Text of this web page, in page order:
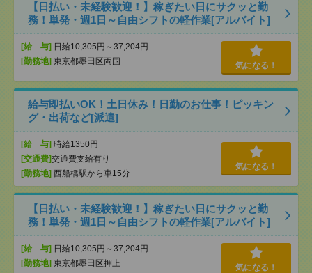
【日払い・未経験歓迎！】稼ぎたい日にサクッと勤
務！単発・週1日～自由シフトの軽作業[アルバイト]
[給 与] 日給10,305円～37,204円
[勤務地] 東京都墨田区両国 気になる！
給与即払いOK！土日休み！日勤のお仕事！ピッキン
グ・出荷など[派遣]
[給 与] 時給1350円
[交通費]交通費支給有り
[勤務地] 西船橋駅から車15分
気になる！
【日払い・未経験歓迎！】稼ぎたい日にサクッと勤
務！単発・週1日～自由シフトの軽作業[アルバイト]
[給 与] 日給10,305円～37,204円
[勤務地] 東京都墨田区押上 気になる！